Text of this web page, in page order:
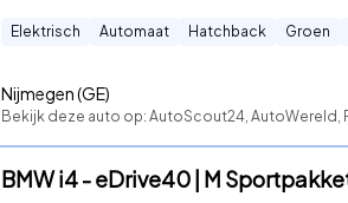
Elektrisch Automaat Hatchback Groen
Nijmegen (GE)
Bekijk deze auto op: AutoScout24, AutoWereld,
BMW i4 - eDrive40 | M